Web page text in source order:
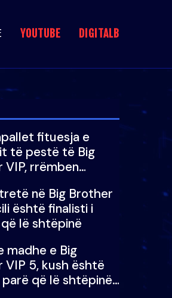
YOUTUBE DIGITALB
fituesja e
të pestë të Big
VIP, rrëmben
në Big Brother
është finalisti i
lë shtëpinë
madhe e Big
VIP 5, kush është
parë që lë shtëpinë